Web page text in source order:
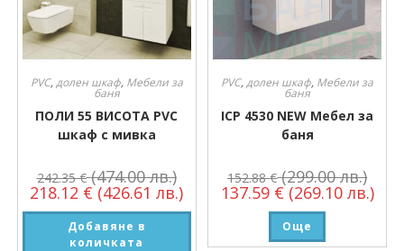
PVC,долен шкаф, Мебели за
баня
ПОЛИ 55 ВИСОТА PVC
шкаф с мивка
242.35€ (474.00 лв.)
218.12 € (426.61 лв.)
Добавяне в
количката
PVC,долен шкаф, Мебели за
баня
ICP 4530 NEW Мебел за
баня
152.88€ (299.00 лв.)
137.59 € (269.10 лв.)
Още